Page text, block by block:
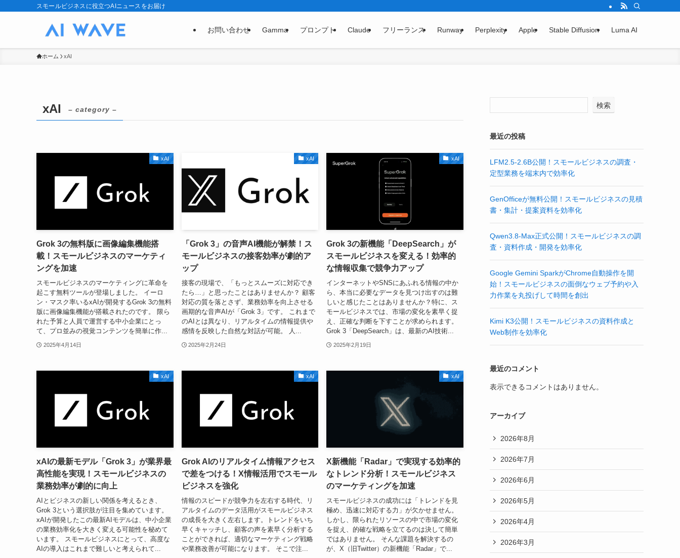
スモールビジネスに役立つAIニュースをお届け
お問い合わせ Gamma プロンプト Claude フリーランス Runway Perplexity Apple Stable Diffusion Luma AI
ホーム xAI
xAI – category –
xAI
Grok 3の無料版に画像編集機能搭
載！スモールビジネスのマーケティ
ングを加速
スモールビジネスのマーケティングに革命を
起こす無料ツールが登場しました。 イーロ
ン・マスク率いるxAIが開発するGrok 3の無料
版に画像編集機能が搭載されたのです。 限ら
れた予算と人員で運営する中小企業にとっ
て、プロ並みの視覚コンテンツを簡単に作...
2025年4月14日
xAI
「Grok 3」の音声AI機能が解禁！ス
モールビジネスの接客効率が劇的ア
ップ
接客の現場で、「もっとスムーズに対応でき
たら…」と思ったことはありませんか？ 顧客
対応の質を落とさず、業務効率を向上させる
画期的な音声AIが「Grok 3」です。 これまで
のAIとは異なり、リアルタイムの情報提供や
感情を反映した自然な対話が可能。 人...
2025年2月24日
xAI
Grok 3の新機能「DeepSearch」が
スモールビジネスを変える！効率的
な情報収集で競争力アップ
インターネットやSNSにあふれる情報の中か
ら、本当に必要なデータを見つけ出すのは難
しいと感じたことはありませんか？特に、ス
モールビジネスでは、市場の変化を素早く捉
え、正確な判断を下すことが求められます。
Grok 3「DeepSearch」は、最新のAI技術...
2025年2月19日
xAI
xAIの最新モデル「Grok 3」が業界最
高性能を実現！スモールビジネスの
業務効率が劇的に向上
AIとビジネスの新しい関係を考えるとき、
Grok 3という選択肢が注目を集めています。
xAIが開発したこの最新AIモデルは、中小企業
の業務効率化を大きく変える可能性を秘めて
います。 スモールビジネスにとって、高度な
AIの導入はこれまで難しいと考えられて...
xAI
Grok AIのリアルタイム情報アクセス
で差をつける！X情報活用でスモール
ビジネスを強化
情報のスピードが競争力を左右する時代、リ
アルタイムのデータ活用がスモールビジネス
の成長を大きく左右します。トレンドをいち
早くキャッチし、顧客の声を素早く分析する
ことができれば、適切なマーケティング戦略
や業務改善が可能になります。 そこで注...
xAI
X新機能「Radar」で実現する効率的
なトレンド分析！スモールビジネス
のマーケティングを加速
スモールビジネスの成功には「トレンドを見
極め、迅速に対応する力」が欠かせません。
しかし、限られたリソースの中で市場の変化
を捉え、的確な戦略を立てるのは決して簡単
ではありません。 そんな課題を解決するの
が、X（旧Twitter）の新機能「Radar」で...
検索
最近の投稿
LFM2.5-2.6B公開！スモールビジネスの調査・
定型業務を端末内で効率化
GenOfficeが無料公開！スモールビジネスの見積
書・集計・提案資料を効率化
Qwen3.8-Max正式公開！スモールビジネスの調
査・資料作成・開発を効率化
Google Gemini SparkがChrome自動操作を開
始！スモールビジネスの面倒なウェブ予約や入
力作業を丸投げして時間を創出
Kimi K3公開！スモールビジネスの資料作成と
Web制作を効率化
最近のコメント
表示できるコメントはありません。
アーカイブ
2026年8月
2026年7月
2026年6月
2026年5月
2026年4月
2026年3月